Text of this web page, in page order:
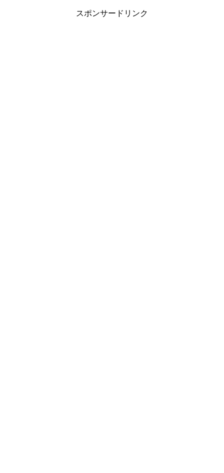
スポンサードリンク